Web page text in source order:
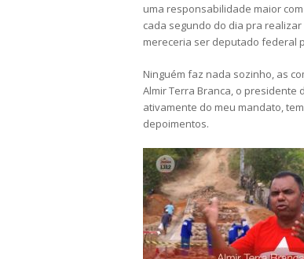
uma responsabilidade maior
cada segundo do dia pra
mereceria ser deputado federal
Ninguém faz nada sozinho, as
Almir Terra Branca, o presidente
ativamente do meu mandato,
depoimentos.